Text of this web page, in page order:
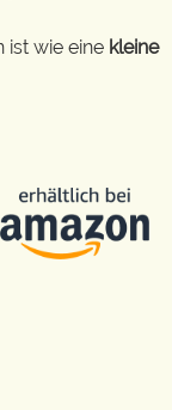
ist wie eine kleine